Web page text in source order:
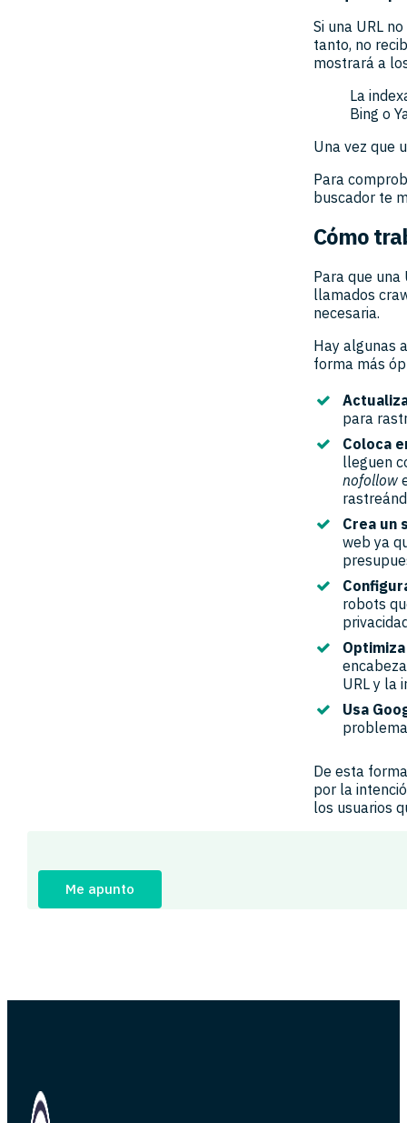
Si una URL
tanto, no
mostrará a
La
Bing o
Una vez que
Para
buscador te
Cómo
Para que
llamados
necesaria.
Hay algunas
forma más
para
Coloca
lleguen
nofollow
Crea un
web ya
robots
URL y la
Usa
De esta
por la
los usuarios
Me apunto